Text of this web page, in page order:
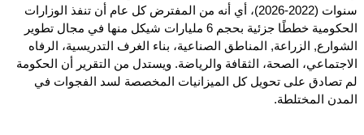
سنوات (2022-2026)، أي أنه من المفترض كل عام أن تنفذ الوزارات
الحكومية خططًا جزئية بحجم 6 مليارات شيكل منها في مجال تطوير
الشوارع, الزراعة, المناطق الصناعية، بناء الغرف التدريسية، الرفاه
الاجتماعي، الصحة، الثقافة والرياضة. ويستدل من التقرير أن الحكومة
لم تصادق على تحويل كل الميزانيات المخصصة لسد الفجوات في
المدن المختلطة.